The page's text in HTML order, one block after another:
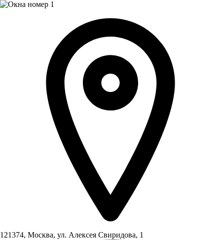
121374, Москва, ул. Алексея Свиридова, 1